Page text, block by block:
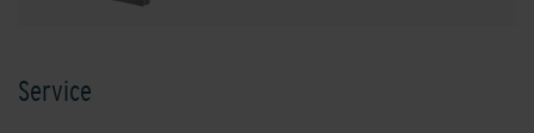
Service